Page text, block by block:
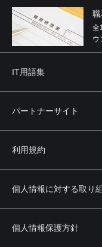
全
ウ
IT用語集
パートナーサイト
利用規約
個人情報に対する取り
個人情報保護方針